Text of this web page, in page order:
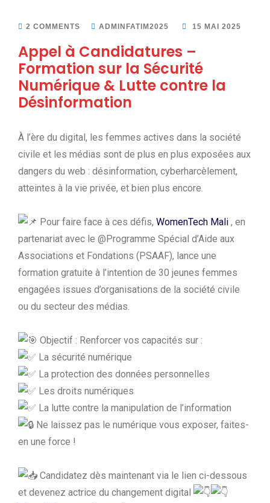
2 COMMENTS ADMINFATIM2025 15 MAI 2025
Appel à Candidatures –
Formation sur la Sécurité
Numérique & Lutte contre la
Désinformation
À l’ère du digital, les femmes actives dans la société
civile et les médias sont de plus en plus exposées aux
dangers du web : désinformation, cyberharcèlement,
atteintes à la vie privée, et bien plus encore.
Pour faire face à ces défis, WomenTech Mali , en
partenariat avec le @Programme Spécial d’Aide aux
Associations et Fondations (PSAAF), lance une
formation gratuite à l’intention de 30 jeunes femmes
engagées issues d’organisations de la société civile
ou du secteur des médias.
Objectif : Renforcer vos capacités sur :
La sécurité numérique
La protection des données personnelles
Les droits numériques
La lutte contre la manipulation de l’information
Ne laissez pas le numérique vous exposer, faites-
en une force !
Candidatez dès maintenant via le lien ci-dessous
et devenez actrice du changement digital